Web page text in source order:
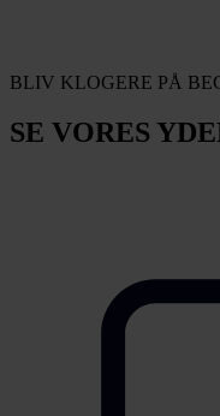
BLIV KLOGERE PÅ
SE VORES